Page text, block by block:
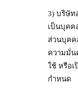
3) บริษัท
เป็นบุคค
ส่วนบุคค
ความมั่น
ใช้ หรือ
กำหนด